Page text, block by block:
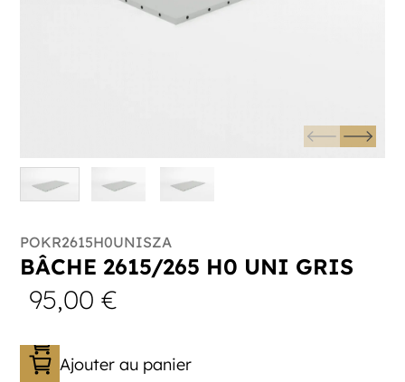
POKR2615H0UNISZA
BÂCHE 2615/265 H0 UNI GRIS
95,00€
Ajouter au panier